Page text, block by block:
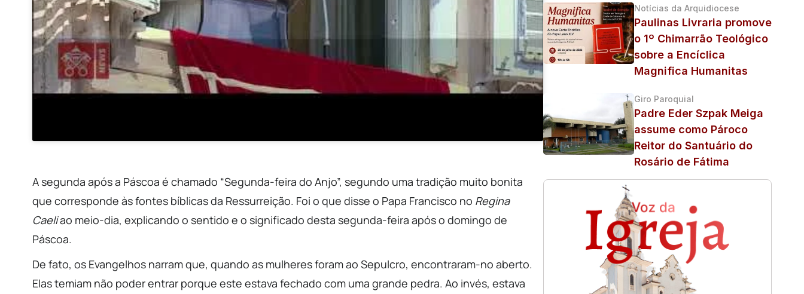
A segunda após a Páscoa é chamado “Segunda-feira do Anjo”, segundo uma tradição muito bonita
que corresponde às fontes bíblicas da Ressurreição. Foi o que disse o Papa Francisco no Regina
Caeliao meio-dia, explicando o sentido e o significado desta segunda-feira após o domingo de
Páscoa.
De fato, os Evangelhos narram que, quando as mulheres foram ao Sepulcro, encontraram-no aberto.
Elas temiam não poder entrar porque este estava fechado com uma grande pedra. Ao invés, estava
Notícias da Arquidiocese
Paulinas Livraria promove
o 1º Chimarrão Teológico
sobre a Encíclica
Magnifica Humanitas
Giro Paroquial
Padre Eder Szpak Meiga
assume como Pároco
Reitor do Santuário do
Rosário de Fátima